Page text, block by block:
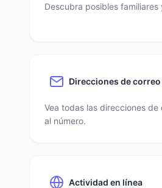
Descubra posibles
Direcciones de
Vea todas las direcciones
al número.
Actividad en línea